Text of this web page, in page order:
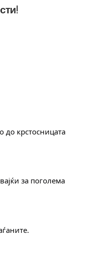
до крстосницата
за поголема